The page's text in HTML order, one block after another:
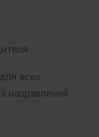
всех
направлений